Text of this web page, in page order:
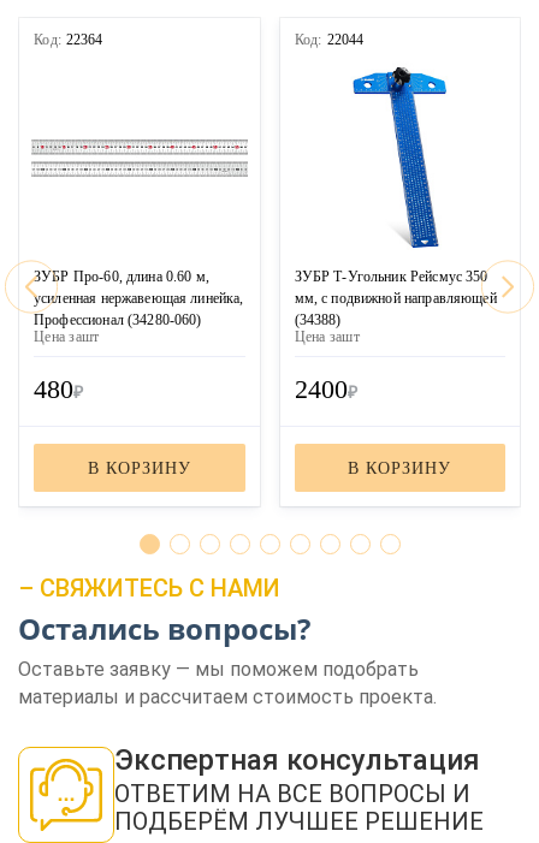
Код: 22364
ЗУБР Про-60, длина 0.60 м,
усиленная нержавеющая линейка,
Профессионал (34280-060)
Цена зашт
480₽
В КОРЗИНУ
Код: 22044
ЗУБР Т-Угольник Рейсмус 350
мм, с подвижной направляющей
(34388)
Цена зашт
2400₽
В КОРЗИНУ
– СВЯЖИТЕСЬ С НАМИ
Остались вопросы?
Оставьте заявку — мы поможем подобрать
материалы и рассчитаем стоимость проекта.
Экспертная консультация
ОТВЕТИМ НА ВСЕ ВОПРОСЫ И
ПОДБЕРЁМ ЛУЧШЕЕ РЕШЕНИЕ
ЗАКАЗАТЬ ЗВОНОК